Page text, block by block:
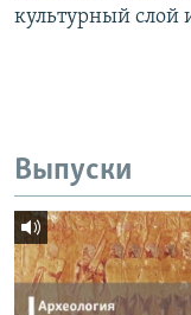
культурный
Выпуски